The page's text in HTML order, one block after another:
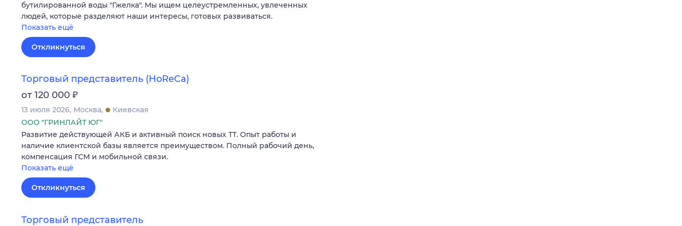
бутилированной воды "Гжелка". Мы ищем целеустремленных, увлеченных
людей, которые разделяют наши интересы, готовых развиваться.
Показать ещё
Откликнуться
Торговый представитель (HoReCa)
от 120 000 ₽
13 июля 2026 Москва
Киевская
ООО "ГРИНЛАЙТ ЮГ"
Развитие действующей АКБ и активный поиск новых ТТ. Опыт работы и
наличие клиентской базы является преимуществом. Полный рабочий день,
компенсация ГСМ и мобильной связи.
Показать ещё
Откликнуться
Торговый представитель